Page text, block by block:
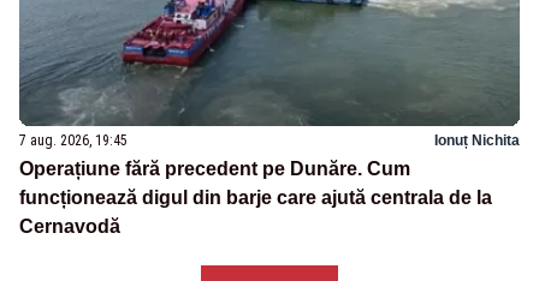
7 aug. 2026, 19:45 Ionuț Nichita
Operațiune fără precedent pe Dunăre. Cum
funcționează digul din barje care ajută centrala de la
Cernavodă